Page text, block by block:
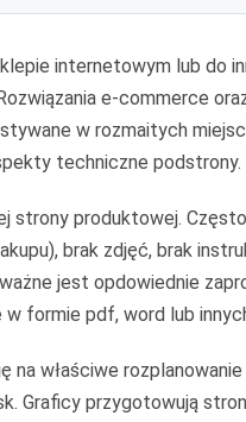
internetowym lub do
e-commerce
w rozmaitych
techniczne podstrony.
strony produktowej.
brak zdjęć, brak
jest opdowiednie
formie pdf, word lub
na właściwe
Graficy przygotowują